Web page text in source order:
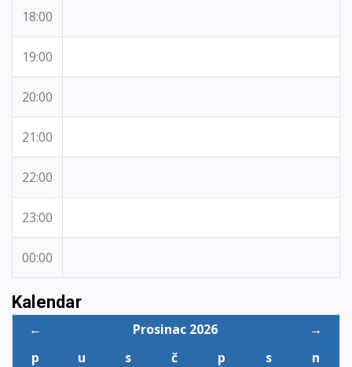
18:00
19:00
20:00
21:00
22:00
23:00
00:00
Kalendar
← Prosinac 2026
→
p
u s č p s
n